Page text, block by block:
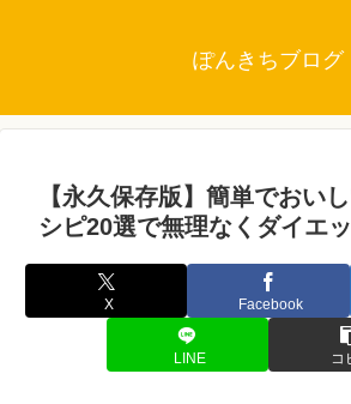
ぽんきちブログ
【永久保存版】簡単でおい
シピ20選で無理なくダイエ
X Facebook
LINE コ